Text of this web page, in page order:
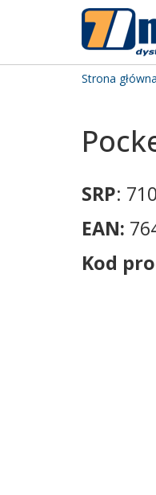
Strona główna
SRP:
EAN:
Kod